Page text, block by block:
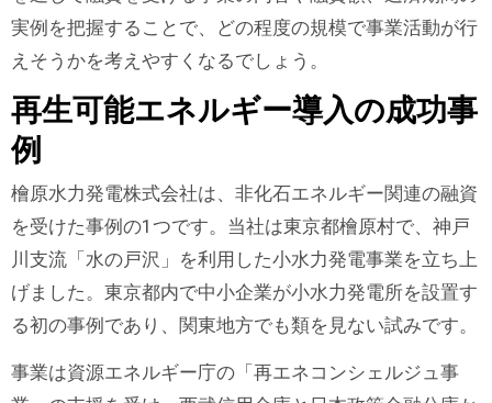
実例を把握することで、どの程度の規模で事業活動が行
えそうかを考えやすくなるでしょう。
再生可能エネルギー導入の成功事
例
檜原水力発電株式会社は、非化石エネルギー関連の融資
を受けた事例の1つです。当社は東京都檜原村で、神戸
川支流「水の戸沢」を利用した小水力発電事業を立ち上
げました。東京都内で中小企業が小水力発電所を設置す
る初の事例であり、関東地方でも類を見ない試みです。
事業は資源エネルギー庁の「再エネコンシェルジュ事